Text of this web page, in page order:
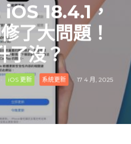
18.4.1，
了大問題！
了沒？
iOS 更新 系統更新 · 17 4 月, 2025